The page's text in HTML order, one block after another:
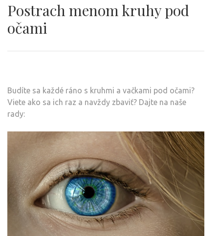
Postrach menom kruhy pod
očami
Budíte sa každé ráno s kruhmi a vačkami pod očami?
Viete ako sa ich raz a navždy zbaviť? Dajte na naše
rady: